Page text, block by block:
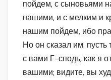
пойдем, с сыновьями
нашими, и с мелким и
нашим пойдем, ибо
Но он сказал им: пусть
с вами Г-сподь, как я
вашими; видите, вы